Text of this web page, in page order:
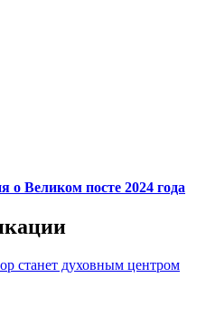
Великом посте 2024 года